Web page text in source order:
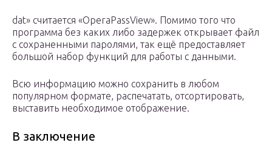
dat» считается «OperaPassView». Помимо того что
программа без каких либо задержек открывает файл
с сохраненными паролями, так ещё предоставляет
большой набор функций для работы с данными.
Всю информацию можно сохранить в любом
популярном формате, распечатать, отсортировать,
выставить необходимое отображение.
В заключение